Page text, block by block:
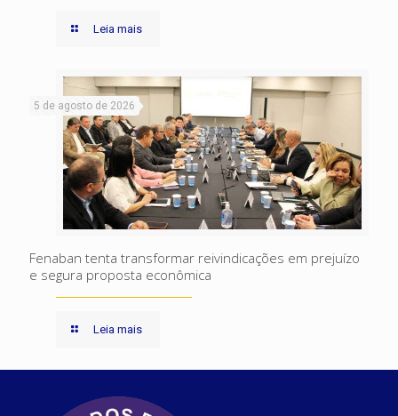
Leia mais
5 de agosto de 2026
Fenaban tenta transformar reivindicações em prejuízo
e segura proposta econômica
Leia mais